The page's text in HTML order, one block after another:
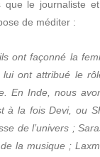
que le journaliste
de méditer :
ont façonné la
lui ont attribué le
En Inde, nous
à la fois Devi, ou
de l’univers ;
la musique ;